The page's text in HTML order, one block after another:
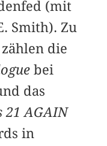
(mit
Smith). Zu
die
bei
das
21 AGAIN
in